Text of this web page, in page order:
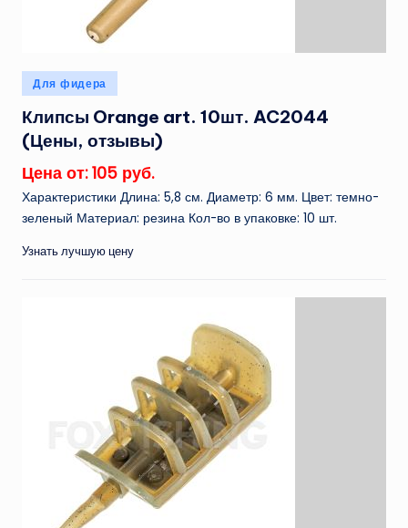
Опубликовано
в
Для фидера
Клипсы Orange art. 10шт. AC2044
(Цены, отзывы)
Цена от: 105 руб.
Характеристики Длина: 5,8 см. Диаметр: 6 мм. Цвет: темно-
зеленый Материал: резина Кол-во в упаковке: 10 шт.
Узнать лучшую цену